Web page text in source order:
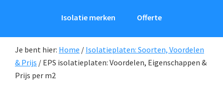
Isolatie merken Offerte
Je bent hier: Home / Isolatieplaten: Soorten, Voordelen
& Prijs / EPS isolatieplaten: Voordelen, Eigenschappen &
Prijs per m2